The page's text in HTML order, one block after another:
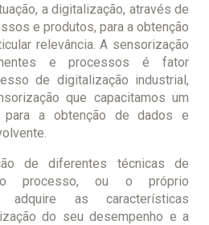
a digitalização, através de
e produtos, para a obtenção
relevância. A sensorização
e processos é fator
de digitalização industrial,
que capacitamos um
para a obtenção de dados e
de diferentes técnicas de
o processo, ou o próprio
adquire as características
do seu desempenho e a